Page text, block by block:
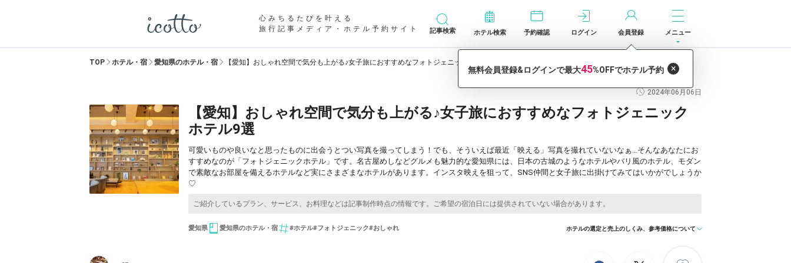
心みちるたびを叶える
旅行記事メディア・ホテル予約サイト
記事検索 ホテル検索 予約確認 ログイン 会員登録 メニュー
TOP ホテル・宿 愛知県のホテル・宿 【愛知】おしゃれ空間で気分も上がる♪女子旅におすすめなフォトジェニックホテル9選
2024年06月06日
【愛知】おしゃれ空間で気分も上がる♪女子旅におすすめなフォトジェニック
ホテル9選
可愛いものや良いなと思ったものに出会うとつい写真を撮ってしまう！でも、そういえば最近「映える」写真を撮れていないなぁ…そんなあなたにお
すすめなのが「フォトジェニックホテル」です。名古屋めしなどグルメも魅力的な愛知県には、日本の古城のようなホテルやバリ風のホテル、モダン
で素敵なお部屋を備えるホテルなど実にさまざまなホテルがあります。インスタ映えを狙って、SNS仲間と女子旅に出掛けてみてはいかがでしょうか
♡
愛知県 愛知県のホテル・宿 #ホテル#フォトジェニック#おしゃれ ホテルの選定と売上のしくみ、参考価格について